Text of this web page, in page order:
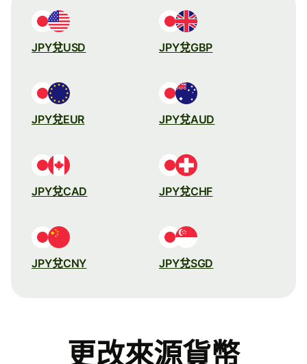
JPY兌USD JPY兌GBP
JPY兌EUR JPY兌AUD
JPY兌CAD JPY兌CHF
JPY兌CNY JPY兌SGD
更改來源貨幣